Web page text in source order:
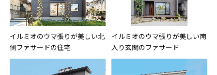
イルミオのウマ張りが美しい北
側ファサードの住宅
イルミオのウマ張りが美しい南
入り玄関のファサード